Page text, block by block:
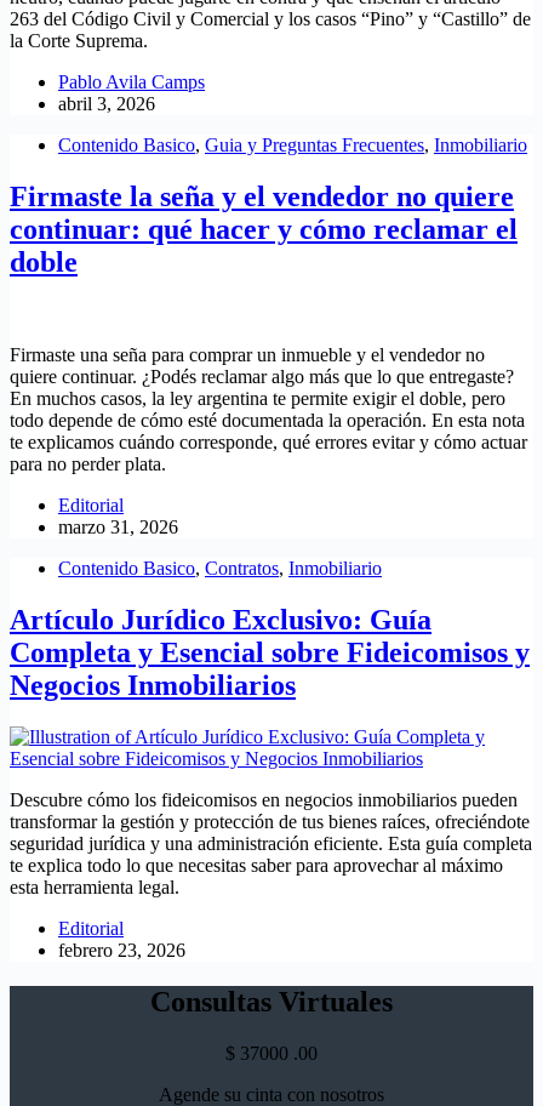
263 del Código Civil y Comercial y los casos “Pino” y “Castillo” de
la Corte Suprema.
Pablo Avila Camps
abril 3, 2026
Contenido Basico, Guia y Preguntas Frecuentes, Inmobiliario
Firmaste la seña y el vendedor no quiere
continuar: qué hacer y cómo reclamar el
doble
Firmaste una seña para comprar un inmueble y el vendedor no
quiere continuar. ¿Podés reclamar algo más que lo que entregaste?
En muchos casos, la ley argentina te permite exigir el doble, pero
todo depende de cómo esté documentada la operación. En esta nota
te explicamos cuándo corresponde, qué errores evitar y cómo actuar
para no perder plata.
Editorial
marzo 31, 2026
Contenido Basico, Contratos, Inmobiliario
Artículo Jurídico Exclusivo: Guía
Completa y Esencial sobre Fideicomisos y
Negocios Inmobiliarios
Descubre cómo los fideicomisos en negocios inmobiliarios pueden
transformar la gestión y protección de tus bienes raíces, ofreciéndote
seguridad jurídica y una administración eficiente. Esta guía completa
te explica todo lo que necesitas saber para aprovechar al máximo
esta herramienta legal.
Editorial
febrero 23, 2026
Consultas Virtuales
$ 37000 .00
Agende su cinta con nosotros